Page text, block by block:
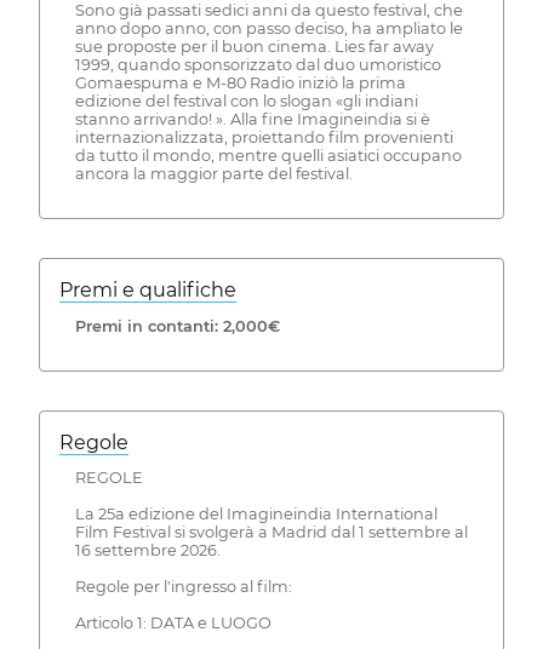
Sono già passati sedici anni da questo festival, che
anno dopo anno, con passo deciso, ha ampliato le
sue proposte per il buon cinema. Lies far away
1999, quando sponsorizzato dal duo umoristico
Gomaespuma e M-80 Radio iniziò la prima
edizione del festival con lo slogan «gli indiani
stanno arrivando! ». Alla fine Imagineindia si è
internazionalizzata, proiettando film provenienti
da tutto il mondo, mentre quelli asiatici occupano
ancora la maggior parte del festival.
Premi e qualifiche
Premi in contanti: 2,000€
Regole
REGOLE
La 25a edizione del Imagineindia International
Film Festival si svolgerà a Madrid dal 1 settembre al
16 settembre 2026.
Regole per l'ingresso al film:
Articolo 1: DATA e LUOGO